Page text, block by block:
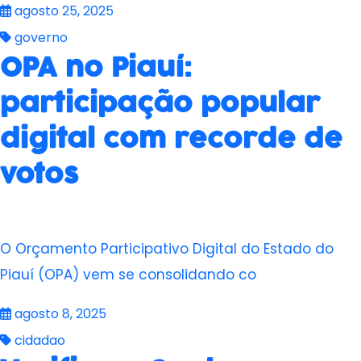
agosto 25, 2025
governo
OPA no Piauí:
participação popular
digital com recorde de
votos
O Orçamento Participativo Digital do Estado do
Piauí (OPA) vem se consolidando co
agosto 8, 2025
cidadao